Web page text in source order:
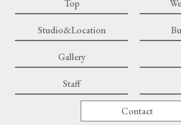
Top
Studio&Location
Gallery
Staff
Contact